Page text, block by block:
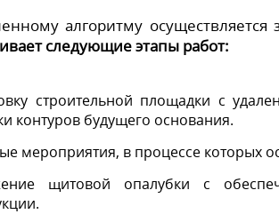
алгоритму
следующие этапы работ:
строительной площадки с
контуров будущего основания.
мероприятия, в процессе которых
щитовой опалубки с